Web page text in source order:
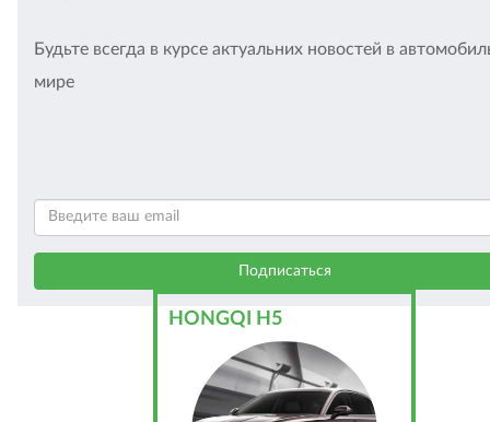
Будьте всегда в курсе актуальних новостей в
мире
HONGQI H5